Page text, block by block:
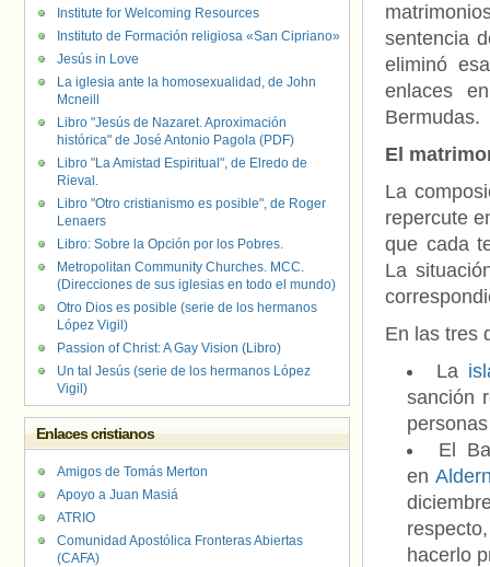
sentencia
eliminó
enlaces
Bermudas.
El
La
repercute
que cada
La
En las tres
La
sanción
El
en
hacerlo
Institute for Welcoming Resources
Instituto de Formación religiosa «San Cipriano»
Jesús in Love
La iglesia ante la homosexualidad, de John
Mcneill
Libro "Jesús de Nazaret. Aproximación
histórica" de José Antonio Pagola (PDF)
Libro "La Amistad Espiritual", de Elredo de
Rieval.
Libro "Otro cristianismo es posible", de Roger
Lenaers
Libro: Sobre la Opción por los Pobres.
Metropolitan Community Churches. MCC.
(Direcciones de sus iglesias en todo el mundo)
Otro Dios es posible (serie de los hermanos
López Vigil)
Passion of Christ: A Gay Vision (Libro)
Un tal Jesús (serie de los hermanos López
Vigil)
Enlaces cristianos
Amigos de Tomás Merton
Apoyo a Juan Masiá
ATRIO
Comunidad Apostólica Fronteras Abiertas
(CAFA)